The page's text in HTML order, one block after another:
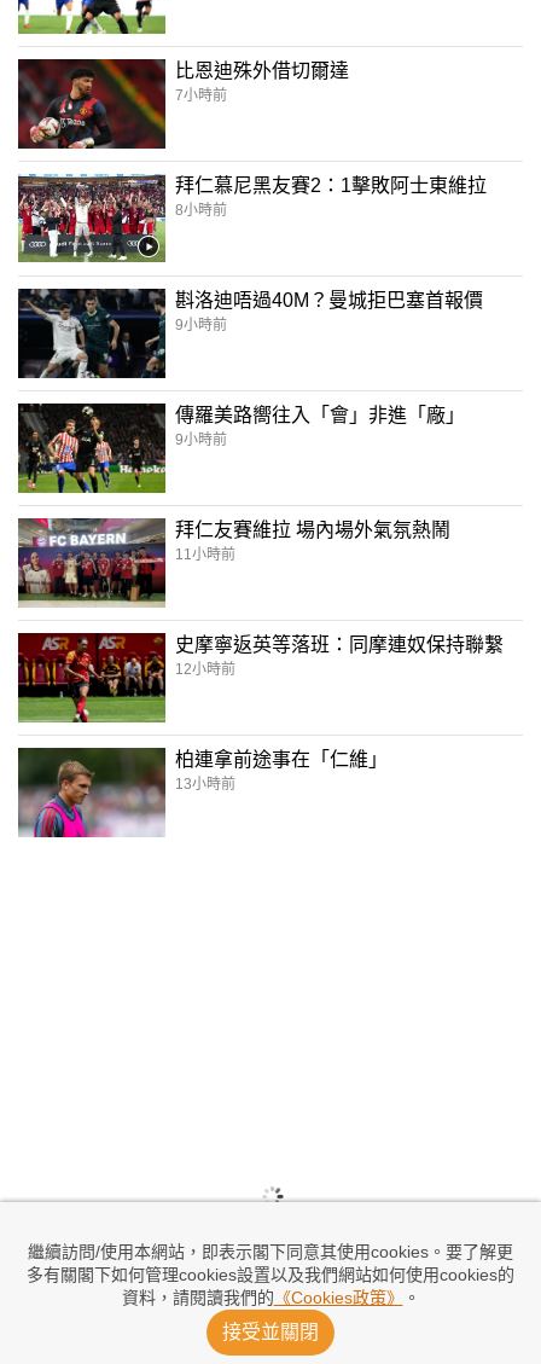
繼續訪問/使用本網站，即表示閣下同意其使用cookies。要了解更
多有關閣下如何管理cookies設置以及我們網站如何使用cookies的
資料，請閱讀我們的 《Cookies政策》 。
接受並關閉
比恩迪殊外借切爾達
7小時前
拜仁慕尼黑友賽2：1擊敗阿士東維拉
8小時前
斟洛迪唔過40M？曼城拒巴塞首報價
9小時前
傳羅美路嚮往入「會」非進「廠」
9小時前
拜仁友賽維拉 場內場外氣氛熱鬧
11小時前
史摩寧返英等落班：同摩連奴保持聯繫
12小時前
柏連拿前途事在「仁維」
13小時前